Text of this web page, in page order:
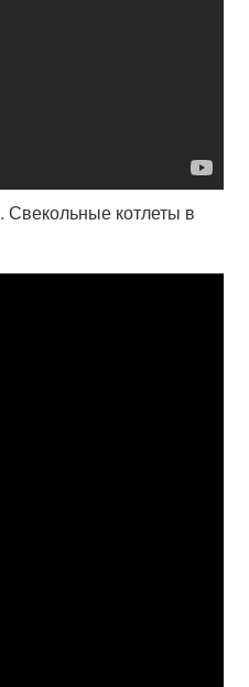
Свекольные котлеты в